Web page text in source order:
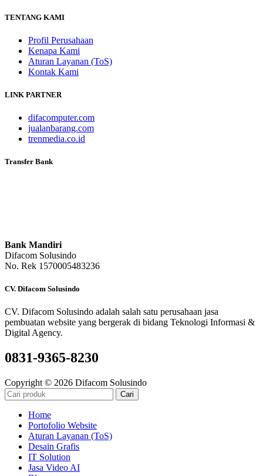
TENTANG KAMI
Profil Perusahaan
Kenapa Kami
Aturan Layanan (ToS)
Kontak Kami
LINK PARTNER
difacomputer.com
jualanbarang.com
trenmedia.co.id
Transfer Bank
Bank Mandiri
Difacom Solusindo
No. Rek 1570005483236
CV. Difacom Solusindo
CV. Difacom Solusindo adalah salah satu perusahaan jasa
pembuatan website yang bergerak di bidang Teknologi Informasi &
Digital Agency.
0831-9365-8230
Copyright © 2026 Difacom Solusindo
Cari
Home
Portofolio Website
Aturan Layanan (ToS)
Desain Grafis
IT Solution
Jasa Video AI